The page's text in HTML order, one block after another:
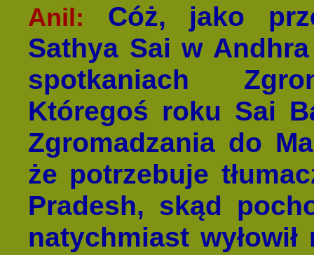
Anil:
Cóż, jako
Sathya Sai w
spotkaniach
Któregoś roku Sai
Zgromadzania do
że potrzebuje
Pradesh, skąd
natychmiast